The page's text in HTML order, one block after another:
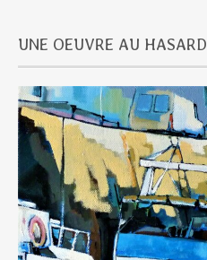
UNE OEUVRE AU HASARD